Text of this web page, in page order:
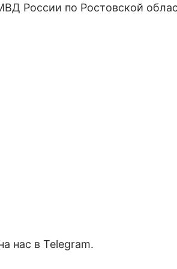
России по Ростовской
нас в Telegram.